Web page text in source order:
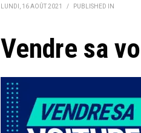
LUNDI, 16 AOÛT 2021 / PUBLISHED IN
Vendre sa